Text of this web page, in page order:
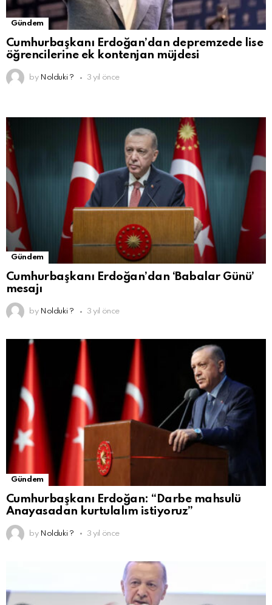
Gündem
Cumhurbaşkanı Erdoğan’dan depremzede lise
öğrencilerine ek kontenjan müjdesi
by Nolduki ? 3 yıl önce
Gündem
Cumhurbaşkanı Erdoğan’dan ‘Babalar Günü’
mesajı
by Nolduki ? 3 yıl önce
Gündem
Cumhurbaşkanı Erdoğan: “Darbe mahsulü
Anayasadan kurtulalım istiyoruz”
by Nolduki ? 3 yıl önce